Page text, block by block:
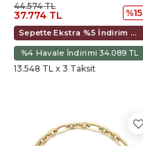
37.774 TL
44.574 TL
%15
Sepette Ekstra %5 İndirim 35.510 TL
%4 Havale İndirimi 34.089 TL
13.548 TL x 3 Taksit